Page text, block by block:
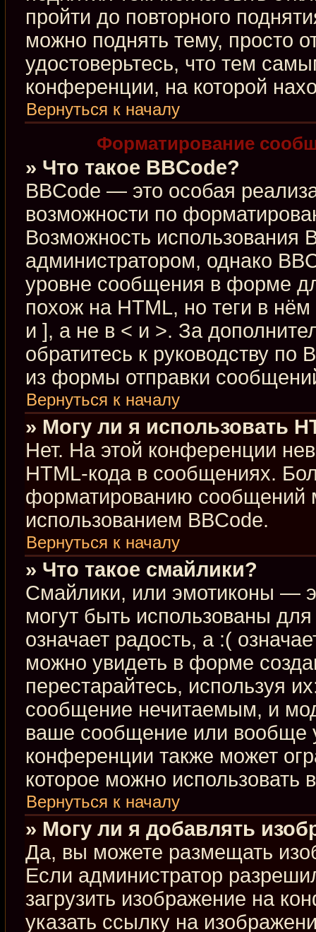
пройти до повторного
можно поднять тему, просто
удостоверьтесь, что тем
конференции, на которой
Вернуться к началу
Форматирование
» Что такое BBCode?
BBCode — это особая
возможности по
Возможность использования
администратором, однако
уровне сообщения в форме
похож на HTML, но теги в
и ], а не в < и >. За
обратитесь к руководству по
из формы отправки
Вернуться к началу
» Могу ли я использовать
Нет. На этой конференции
HTML-кода в сообщениях.
форматированию сообщений
использованием BBCode.
Вернуться к началу
» Что такое смайлики?
Смайлики, или эмотиконы —
могут быть использованы
означает радость, а :(
можно увидеть в форме
перестарайтесь, используя
сообщение нечитаемым, и
ваше сообщение или вообще
конференции также может
которое можно использовать
Вернуться к началу
» Могу ли я добавлять
Да, вы можете размещать
Если администратор
загрузить изображение на
указать ссылку на